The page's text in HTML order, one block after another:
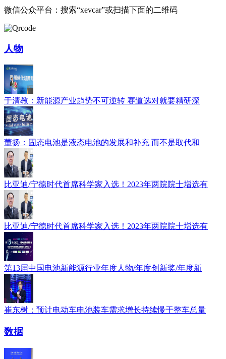
微信公众平台：搜索“xevcar”或扫描下面的二维码
人物
于清教：新能源产业趋势不可逆转 赛道选对就要精研深
董扬：固态电池是液态电池的发展和补充 而不是取代和
比亚迪/宁德时代首席科学家入选！2023年两院院士增选有
比亚迪/宁德时代首席科学家入选！2023年两院院士增选有
第13届中国电池新能源行业年度人物/年度创新奖/年度新
崔东树：预计电动车电池装车需求增长持续慢于整车总量
数据